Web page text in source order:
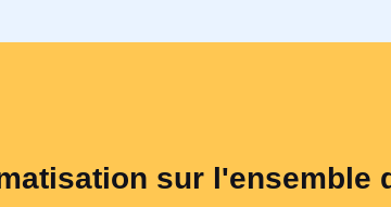
sur l'ensemble